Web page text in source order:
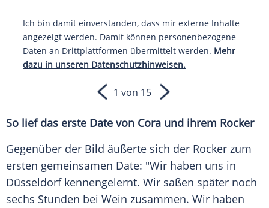
Ich bin damit einverstanden, dass mir externe Inhalte
angezeigt werden. Damit können personenbezogene
Daten an Drittplattformen übermittelt werden. Mehr
dazu in unseren Datenschutzhinweisen.
1 von 15
So lief das erste Date von Cora und ihrem Rocker
Gegenüber der Bild äußerte sich der Rocker zum
ersten gemeinsamen Date: "Wir haben uns in
Düsseldorf kennengelernt. Wir saßen später noch
sechs Stunden bei Wein zusammen. Wir haben